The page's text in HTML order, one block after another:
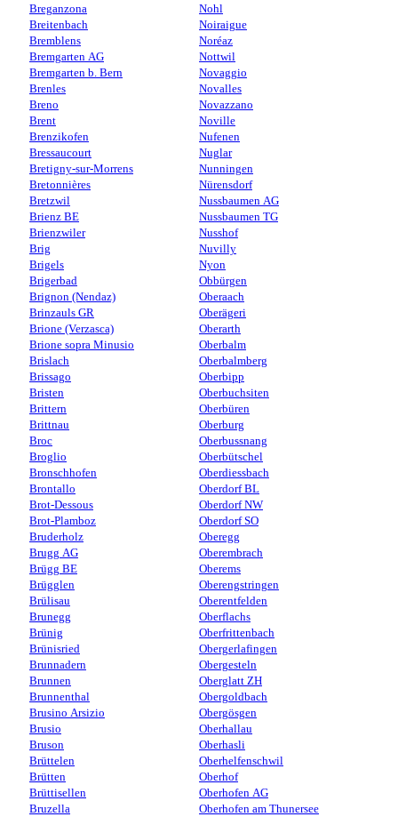
Breganzona
Breitenbach
Bremblens
Bremgarten AG
Bremgarten b. Bern
Brenles
Breno
Brent
Brenzikofen
Bressaucourt
Bretigny-sur-Morrens
Bretonnières
Bretzwil
Brienz BE
Brienzwiler
Brig
Brigels
Brigerbad
Brignon (Nendaz)
Brinzauls GR
Brione (Verzasca)
Brione sopra Minusio
Brislach
Brissago
Bristen
Brittern
Brittnau
Broc
Broglio
Bronschhofen
Brontallo
Brot-Dessous
Brot-Plamboz
Bruderholz
Brugg AG
Brügg BE
Brügglen
Brülisau
Brunegg
Brünig
Brünisried
Brunnadern
Brunnen
Brunnenthal
Brusino Arsizio
Brusio
Bruson
Brüttelen
Brütten
Brüttisellen
Bruzella
Nohl
Noiraigue
Noréaz
Nottwil
Novaggio
Novalles
Novazzano
Noville
Nufenen
Nuglar
Nunningen
Nürensdorf
Nussbaumen AG
Nussbaumen TG
Nusshof
Nuvilly
Nyon
Obbürgen
Oberaach
Oberägeri
Oberarth
Oberbalm
Oberbalmberg
Oberbipp
Oberbuchsiten
Oberbüren
Oberburg
Oberbussnang
Oberbütschel
Oberdiessbach
Oberdorf BL
Oberdorf NW
Oberdorf SO
Oberegg
Oberembrach
Oberems
Oberengstringen
Oberentfelden
Oberflachs
Oberfrittenbach
Obergerlafingen
Obergesteln
Oberglatt ZH
Obergoldbach
Obergösgen
Oberhallau
Oberhasli
Oberhelfenschwil
Oberhof
Oberhofen AG
Oberhofen am Thunersee